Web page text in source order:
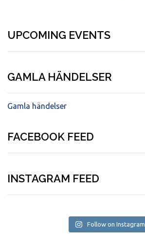
UPCOMING EVENTS
GAMLA HÄNDELSER
Gamla händelser
FACEBOOK FEED
INSTAGRAM FEED
Follow on Instagram